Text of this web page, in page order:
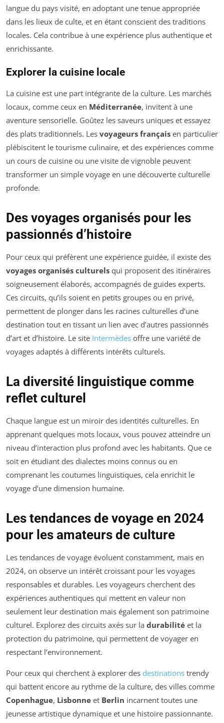
langue du pays visité, en adoptant une tenue appropriée
dans les lieux de culte, et en étant conscient des traditions
locales. Cela contribue à une expérience plus authentique et
enrichissante.
Explorer la cuisine locale
La cuisine est une part intégrante de la culture. Les marchés
locaux, comme ceux en Méditerranée, invitent à une
aventure sensorielle. Goûtez les saveurs uniques et essayez
des plats traditionnels. Les voyageurs français en particulier
plébiscitent le tourisme culinaire, et des expériences comme
un cours de cuisine ou une visite de vignoble peuvent
transformer un simple voyage en une découverte culturelle
profonde.
Des voyages organisés pour les
passionnés d’histoire
Pour ceux qui préfèrent une expérience guidée, il existe des
voyages organisés culturels qui proposent des itinéraires
soigneusement élaborés, accompagnés de guides experts.
Ces circuits, qu’ils soient en petits groupes ou en privé,
permettent de plonger dans les racines culturelles d’une
destination tout en tissant un lien avec d’autres passionnés
d’art et d’histoire. Le site Intermèdes offre une variété de
voyages adaptés à différents intérêts culturels.
La diversité linguistique comme
reflet culturel
Chaque langue est un miroir des identités culturelles. En
apprenant quelques mots locaux, vous pouvez atteindre un
niveau d’interaction plus profond avec les habitants. Que ce
soit en étudiant des dialectes moins connus ou en
comprenant les coutumes linguistiques, cela enrichit le
voyage d’une dimension humaine.
Les tendances de voyage en 2024
pour les amateurs de culture
Les tendances de voyage évoluent constamment, mais en
2024, on observe un intérêt croissant pour les voyages
responsables et durables. Les voyageurs cherchent des
expériences authentiques qui mettent en valeur non
seulement leur destination mais également son patrimoine
culturel. Explorez des circuits axés sur la durabilité et la
protection du patrimoine, qui permettent de voyager en
respectant l’environnement.
Pour ceux qui cherchent à explorer des destinations trendy
qui battent encore au rythme de la culture, des villes comme
Copenhague, Lisbonne et Berlin incarnent toutes une
jeunesse artistique dynamique et une histoire passionnante.